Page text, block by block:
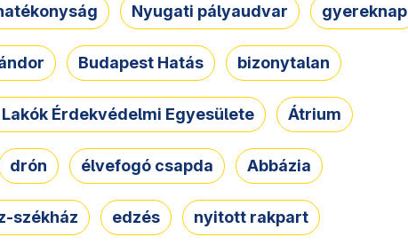
Nyugati pályaudvar gyereknap
Budapest Hatás bizonytalan
Érdekvédelmi Egyesülete Átrium
drón élvefogó csapda Abbázia
székház edzés nyitott rakpart